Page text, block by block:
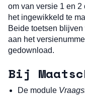
om van versie 1 en 2
het ingewikkeld te
Beide toetsen
aan het
gedownload.
Bij
De module